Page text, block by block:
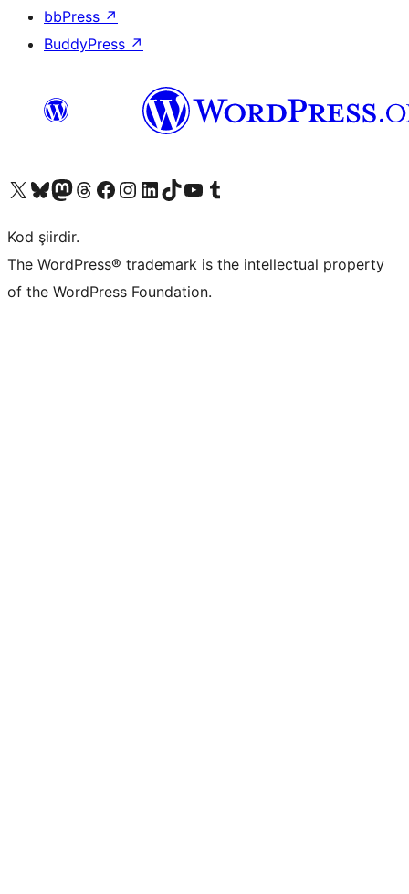
bbPress ↗
BuddyPress ↗
X (eski Twitter) hesabımıza bakın
Bluesky hesabımızı ziyaret edinMastodon hesabımızı ziyaret edinThreads hesabımızı ziyaret edinFacebook sayfamızı ziyaret edinInstagram hesabımızı ziyaret edinLinkedIn hesabımızı ziyaret edinTikTok hesabımızı ziyaret edinYouTube kanalımızı ziyaret edinTumblr hesabımızı ziyaret edin
Kod şiirdir.
The WordPress® trademark is the intellectual property
of the WordPress Foundation.